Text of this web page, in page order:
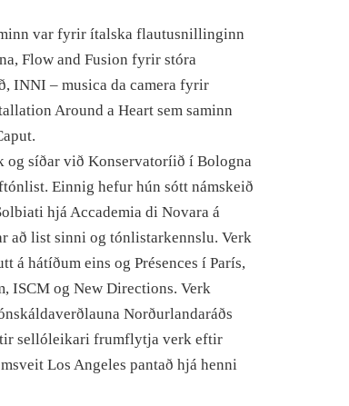
var fyrir ítalska flautusnillinginn
Flow and Fusion fyrir stóra
INNI – musica da camera fyrir
Around a Heart sem saminn
síðar við Konservatoríið í Bologna
Einnig hefur hún sótt námskeið
hjá Accademia di Novara á
að list sinni og tónlistarkennslu. Verk
hátíðum eins og Présences í París,
ISCM og New Directions. Verk
Norðurlandaráðs
sellóleikari frumflytja verk eftir
Los Angeles pantað hjá henni